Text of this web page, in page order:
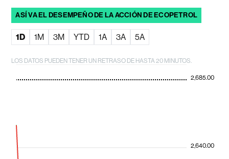
ASÍ VA EL DESEMPEÑO DE LA ACCIÓN DE ECOPETROL
1D 1M 3M YTD 1A 3A 5A
LOS DATOS PUEDEN TENER UN RETRASO DE HASTA 20 MINUTOS.
2,640.00
2,685.00